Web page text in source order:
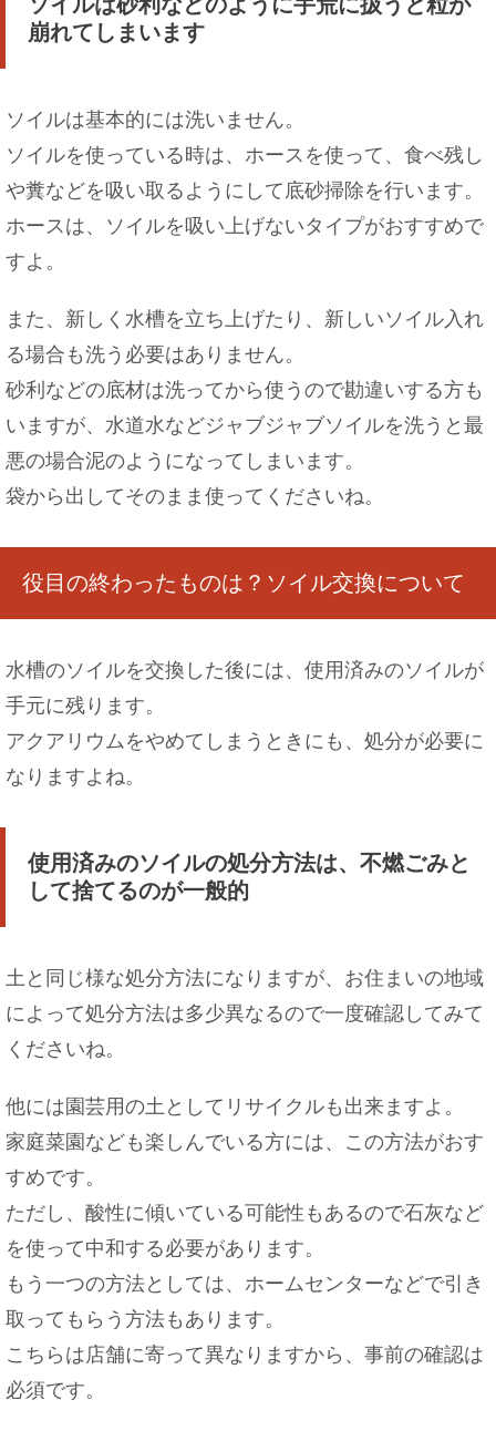
崩れてしまいます
ソイルは基本的には洗いません。
ソイルを使っている時は、ホースを使って、食べ残し
や糞などを吸い取るようにして底砂掃除を行います。
ホースは、ソイルを吸い上げないタイプがおすすめで
すよ。
また、新しく水槽を立ち上げたり、新しいソイル入れ
る場合も洗う必要はありません。
砂利などの底材は洗ってから使うので勘違いする方も
いますが、水道水などジャブジャブソイルを洗うと最
悪の場合泥のようになってしまいます。
袋から出してそのまま使ってくださいね。
役目の終わったものは？ソイル交換について
水槽のソイルを交換した後には、使用済みのソイルが
手元に残ります。
アクアリウムをやめてしまうときにも、処分が必要に
なりますよね。
使用済みのソイルの処分方法は、不燃ごみと
して捨てるのが一般的
土と同じ様な処分方法になりますが、お住まいの地域
によって処分方法は多少異なるので一度確認してみて
くださいね。
他には園芸用の土としてリサイクルも出来ますよ。
家庭菜園なども楽しんでいる方には、この方法がおす
すめです。
ただし、酸性に傾いている可能性もあるので石灰など
を使って中和する必要があります。
もう一つの方法としては、ホームセンターなどで引き
取ってもらう方法もあります。
こちらは店舗に寄って異なりますから、事前の確認は
必須です。